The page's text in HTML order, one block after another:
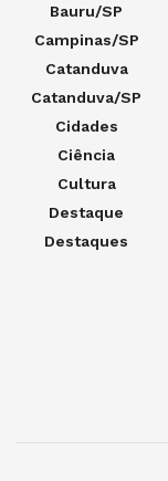
Bauru/SP
Campinas/SP
Catanduva
Catanduva/SP
Cidades
Ciência
Cultura
Destaque
Destaques